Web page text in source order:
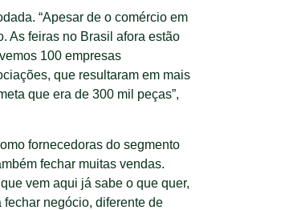
“Apesar de o comércio em
As feiras no Brasil afora estão
100 empresas
que resultaram em mais
que era de 300 mil peças”,
fornecedoras do segmento
fechar muitas vendas.
vem aqui já sabe o que quer,
negócio, diferente de